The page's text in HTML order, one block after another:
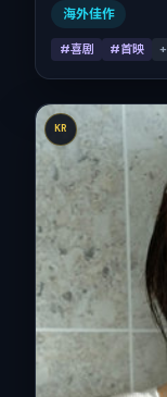
与类型片结构的观
海外佳作
#喜剧 #首映 +
KR